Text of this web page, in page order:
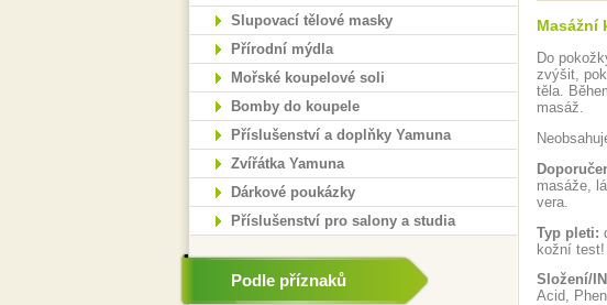
Slupovací tělové masky
Přírodní mýdla
Mořské koupelové soli
Bomby do koupele
Příslušenství a doplňky Yamuna
Zvířátka Yamuna
Dárkové poukázky
Příslušenství pro salony a studia
Podle příznaků
Masážní
Do
zvýšit,
těla.
masáž.
masáže,
vera.
Typ pleti:
kožní test!
Složení/
Acid,